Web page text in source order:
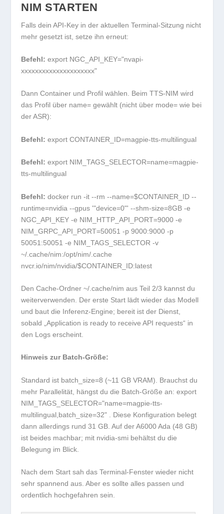
NIM STARTEN
Falls dein API-Key in der aktuellen Terminal-Sitzung nicht
mehr gesetzt ist, setze ihn erneut:
Befehl: export NGC_API_KEY="nvapi-
xxxxxxxxxxxxxxxxxxxxx"
Dann Container und Profil wählen. Beim TTS-NIM wird
das Profil über name= gewählt (nicht über mode= wie bei
der ASR):
Befehl: export CONTAINER_ID=magpie-tts-multilingual
Befehl: export NIM_TAGS_SELECTOR=name=magpie-
tts-multilingual
Befehl: docker run -it --rm --name=$CONTAINER_ID --
runtime=nvidia --gpus '"device=0"' --shm-size=8GB -e
NGC_API_KEY -e NIM_HTTP_API_PORT=9000 -e
NIM_GRPC_API_PORT=50051 -p 9000:9000 -p
50051:50051 -e NIM_TAGS_SELECTOR -v
~/.cache/nim:/opt/nim/.cache
nvcr.io/nim/nvidia/$CONTAINER_ID:latest
Den Cache-Ordner~/.cache/nim aus Teil 2/3 kannst du
weiterverwenden. Der erste Start lädt wieder das Modell
und baut die Inferenz-Engine; bereit ist der Dienst,
sobald „Application is ready to receive API requests“ in
den Logs erscheint.
Hinweis zur Batch-Größe:
Standard ist batch_size=8 (~11 GB VRAM). Brauchst du
mehr Parallelität, hängst du die Batch-Größe an:export
NIM_TAGS_SELECTOR="name=magpie-tts-
multilingual,batch_size=32" . Diese Konfiguration belegt
dann allerdings rund 31 GB. Auf der A6000 Ada (48 GB)
ist beides machbar; mit nvidia-smi behältst du die
Belegung im Blick.
Nach dem Start sah das Terminal-Fenster wieder nicht
sehr spannend aus. Aber es sollte alles passen und
ordentlich hochgefahren sein.